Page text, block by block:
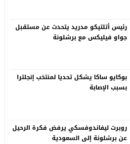
رئيس أتلتيكو مدريد يتحدث عن مستقبل
جواو فيليكس مع برشلونة
بوكايو ساكا يشكل تحديا لمنتخب إنجلترا
بسبب الإصابة
روبرت ليفاندوفسكي يرفض فكرة الرحيل
عن برشلونة إلى السعودية